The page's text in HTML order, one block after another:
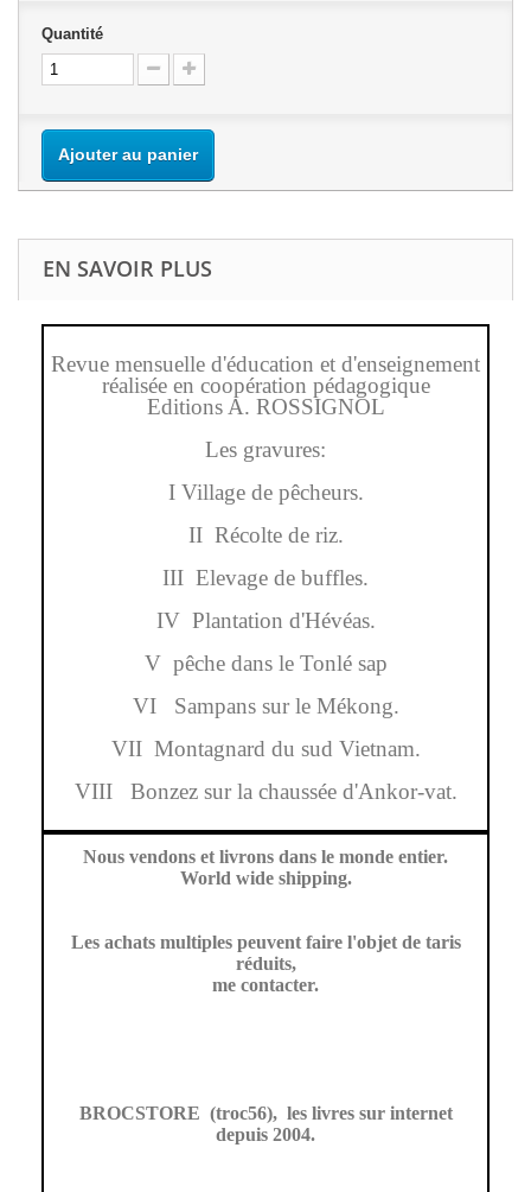
Quantité
Ajouter au panier
EN SAVOIR PLUS
Revue mensuelle d'éducation et d'enseignement
réalisée en coopération pédagogique
Editions A. ROSSIGNOL
Les gravures:
I Village de pêcheurs.
II Récolte de riz.
III Elevage de buffles.
IV Plantation d'Hévéas.
V pêche dans le Tonlé sap
VI Sampans sur le Mékong.
VII Montagnard du sud Vietnam.
VIII Bonzez sur la chaussée d'Ankor-vat.
Nous vendons et livrons dans le monde entier.
World wide shipping.
Les achats multiples peuvent faire l'objet de taris
réduits,
me contacter.
BROCSTORE (troc56), les livres sur internet
depuis 2004.